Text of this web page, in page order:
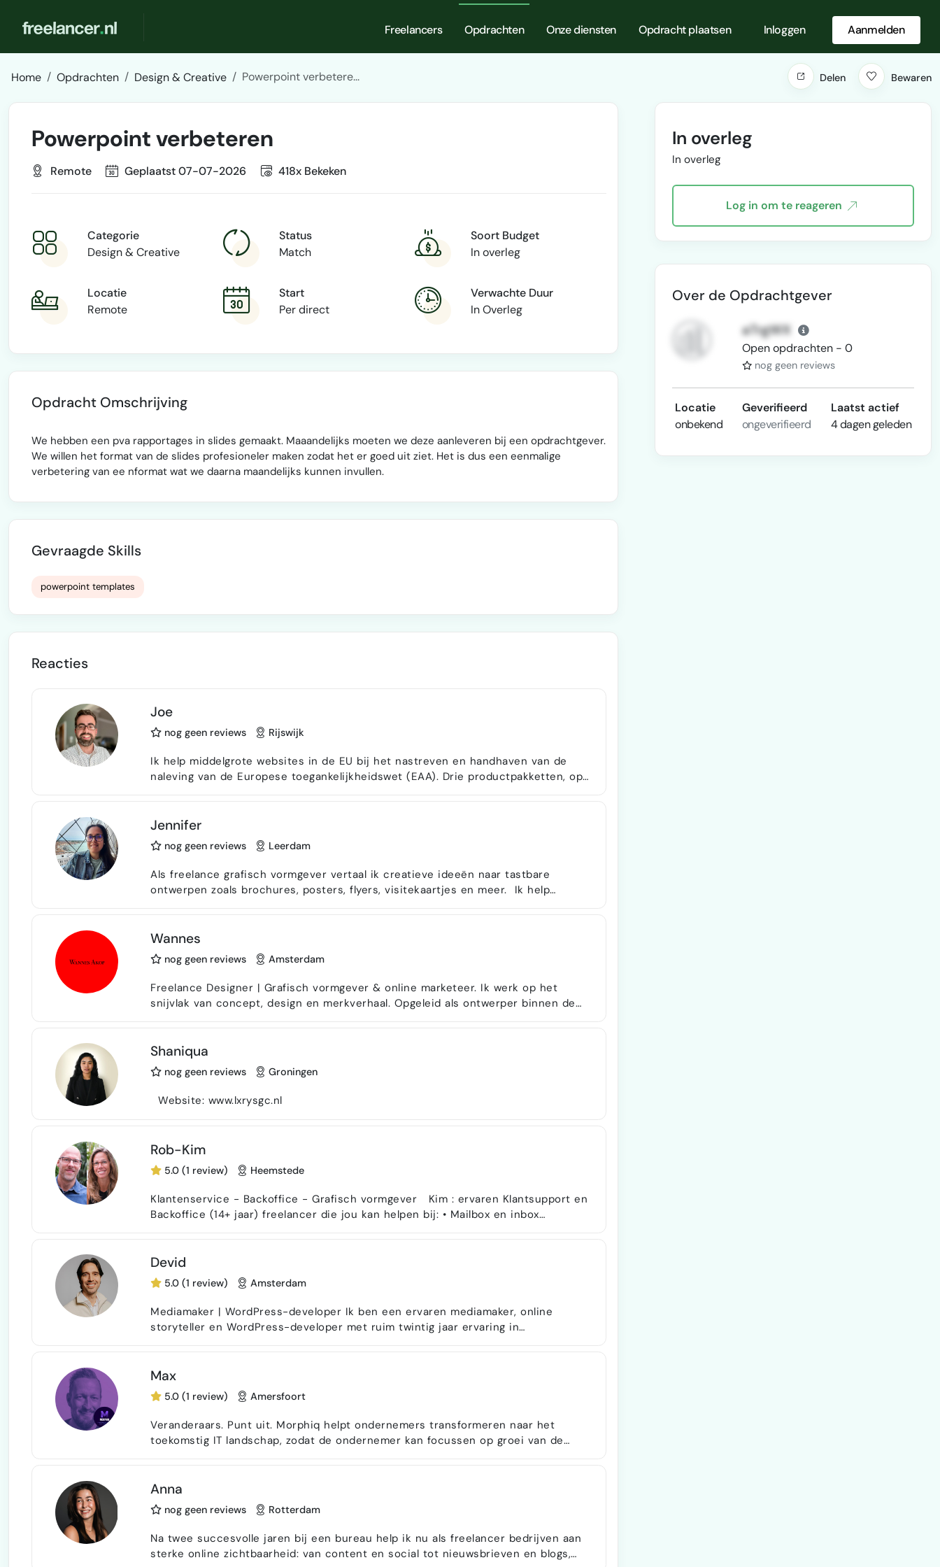
Freelancers Opdrachten Onze diensten Opdracht plaatsen Inloggen Aanmelden
Home Opdrachten Design & Creative Powerpoint verbetere... Delen Bewaren
Powerpoint verbeteren
Remote Geplaatst 07-07-2026 418x Bekeken
Categorie
Design & Creative
Status
Match
Soort Budget
In overleg
Locatie
Remote
Start
Per direct
Verwachte Duur
In Overleg
Opdracht Omschrijving
We hebben een pva rapportages in slides gemaakt. Maaandelijks moeten we deze aanleveren bij een opdrachtgever.
We willen het format van de slides profesioneler maken zodat het er goed uit ziet. Het is dus een eenmalige
verbetering van ee nformat wat we daarna maandelijks kunnen invullen.
Gevraagde Skills
powerpoint templates
Reacties
Joe
nog geen reviews Rijswijk
Ik help middelgrote websites in de EU bij het nastreven en handhaven van de
naleving van de Europese toegankelijkheidswet (EAA). Drie productpakketten, op
Jennifer
nog geen reviews Leerdam
Als freelance grafisch vormgever vertaal ik creatieve ideeën naar tastbare
ontwerpen zoals brochures, posters, flyers, visitekaartjes en meer. Ik help
Benieuwd naar wat we samen kunnen creëren? Laten we kennismaken!
Wannes
nog geen reviews Amsterdam
Freelance Designer | Grafisch vormgever & online marketeer. Ik werk op het
snijvlak van concept, design en merkverhaal. Opgeleid als ontwerper binnen de
ik het volledige proces van een kledingstuk. Van eerste schets en technische
tekening to…
Shaniqua
nog geen reviews Groningen
Website: www.lxrysgc.nl
Rob-Kim
5.0 (1 review) Heemstede
Klantenservice - Backoffice - Grafisch vormgever Kim : ervaren Klantsupport en
Backoffice (14+ jaar) freelancer die jou kan helpen bij: • Mailbox en inbox
aanbrengen • Administratie (geen boekhouding) • Teksten website schrijven in…
Devid
5.0 (1 review) Amsterdam
Mediamaker | WordPress-developer Ik ben een ervaren mediamaker, online
storyteller en WordPress-developer met ruim twintig jaar ervaring in
organisaties met professionele websites en sterke online verhalen. Ik ontwikkel
en verbeter…
Max
5.0 (1 review) Amersfoort
Veranderaars. Punt uit. Morphiq helpt ondernemers transformeren naar het
toekomstig IT landschap, zodat de ondernemer kan focussen op groei van de
graag hoe het werkt, zodat we organisaties ook echt meenemen in de
toekomstige situatie, inclusief he…
Anna
nog geen reviews Rotterdam
Na twee succesvolle jaren bij een bureau help ik nu als freelancer bedrijven aan
sterke online zichtbaarheid: van content en social tot nieuwsbrieven en blogs,
In overleg
In overleg
Log in om te reageren
Over de Opdrachtgever
aTrgWX
Open opdrachten - 0
nog geen reviews
Locatie
onbekend
Geverifieerd
ongeverifieerd
Laatst actief
4 dagen geleden